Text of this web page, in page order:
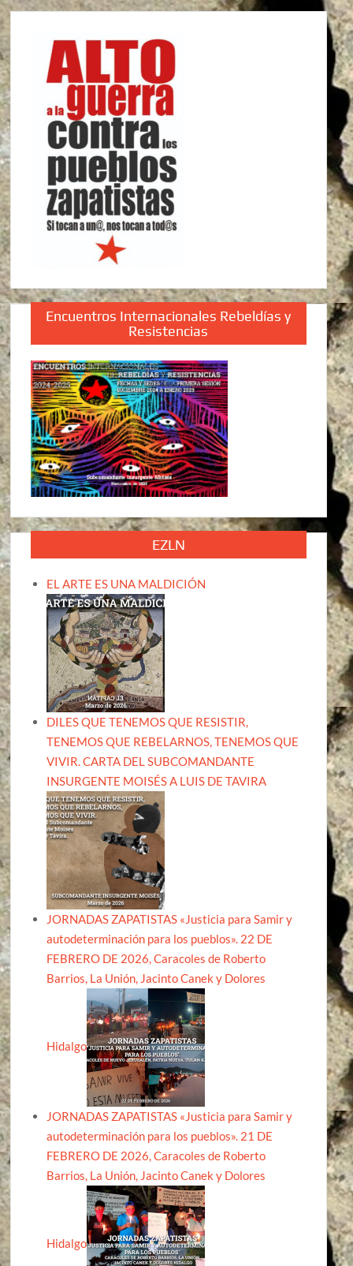
Encuentros Internacionales Rebeldías y
Resistencias
EZLN
EL ARTE ES UNA MALDICIÓN
DILES QUE TENEMOS QUE RESISTIR,
TENEMOS QUE REBELARNOS, TENEMOS QUE
VIVIR. CARTA DEL SUBCOMANDANTE
INSURGENTE MOISÉS A LUIS DE TAVIRA
JORNADAS ZAPATISTAS «Justicia para Samir y
autodeterminación para los pueblos». 22 DE
FEBRERO DE 2026, Caracoles de Roberto
Barrios, La Unión, Jacinto Canek y Dolores
Hidalgo
JORNADAS ZAPATISTAS «Justicia para Samir y
autodeterminación para los pueblos». 21 DE
FEBRERO DE 2026, Caracoles de Roberto
Barrios, La Unión, Jacinto Canek y Dolores
Hidalgo